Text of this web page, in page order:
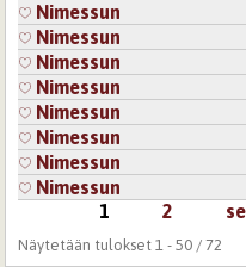
Nimessun
Nimessun
Nimessun
Nimessun
Nimessun
Nimessun
Nimessun
Nimessun
1 2
Näytetään tulokset 1 - 50 / 72